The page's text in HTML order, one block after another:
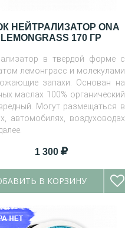
НЕЙТРАЛИЗАТОР ONA
LEMONGRASS 170 ГР
в твердой форме с
лемонграсс и молекулами
запахи. Основан на
маслах 100% органический
Могут размещаться в
автомобилях, воздуховодах
1 300
В КОРЗИНУ